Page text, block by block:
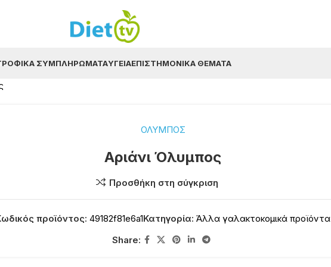
ΣΥΜΠΛΗΡΏΜΑΤΑΥΓΕΊΑΕΠΙΣΤΗΜΟΝΙΚΆ ΘΈΜΑΤΑ
ΟΛΥΜΠΟΣ
Αριάνι Όλυμπος
Προσθήκη στη σύγκριση
προϊόντος:49182f81e6a1Κατηγορία: Άλλα γαλακτοκομικά προϊόντα
Share: